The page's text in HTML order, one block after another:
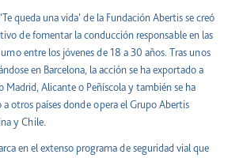
queda una vida’ de la Fundación Abertis se creó
de fomentar la conducción responsable en las
entre los jóvenes de 18 a 30 años. Tras unos
en Barcelona, la acción se ha exportado a
Madrid, Alicante o Peñíscola y también se ha
otros países donde opera el Grupo Abertis
y Chile.
en el extenso programa de seguridad vial que